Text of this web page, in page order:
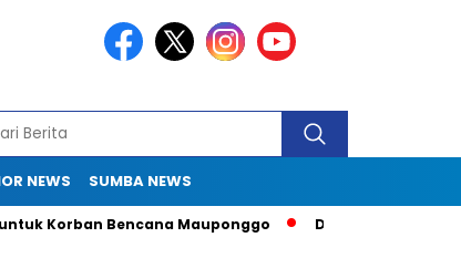
NEWS SUMBA NEWS
Bencana Mauponggo Drama Pergub 33: Kadis